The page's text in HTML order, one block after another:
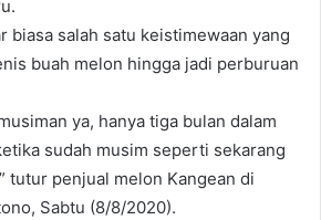
biasa salah satu keistimewaan yang
buah melon hingga jadi perburuan
ya, hanya tiga bulan dalam
sudah musim seperti sekarang
tutur penjual melon Kangean di
Sabtu (8/8/2020).